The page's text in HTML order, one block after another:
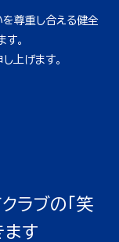
尊重し合える健全
。
上げます。
ラブの「笑
ます